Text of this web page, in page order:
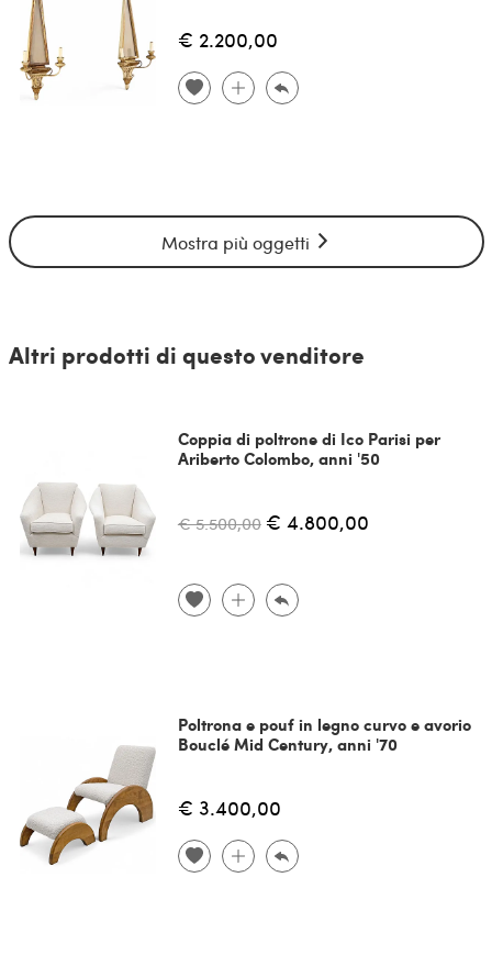
€ 2.200,00
Mostra più oggetti
Altri prodotti di questo venditore
Coppia di poltrone di Ico Parisi per
Ariberto Colombo, anni '50
€ 5.500,00 € 4.800,00
Poltrona e pouf in legno curvo e avorio
Bouclé Mid Century, anni '70
€ 3.400,00